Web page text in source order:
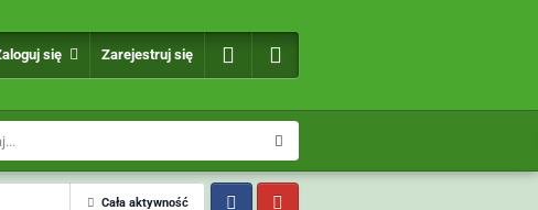
się Zarejestruj się
Cała aktywność